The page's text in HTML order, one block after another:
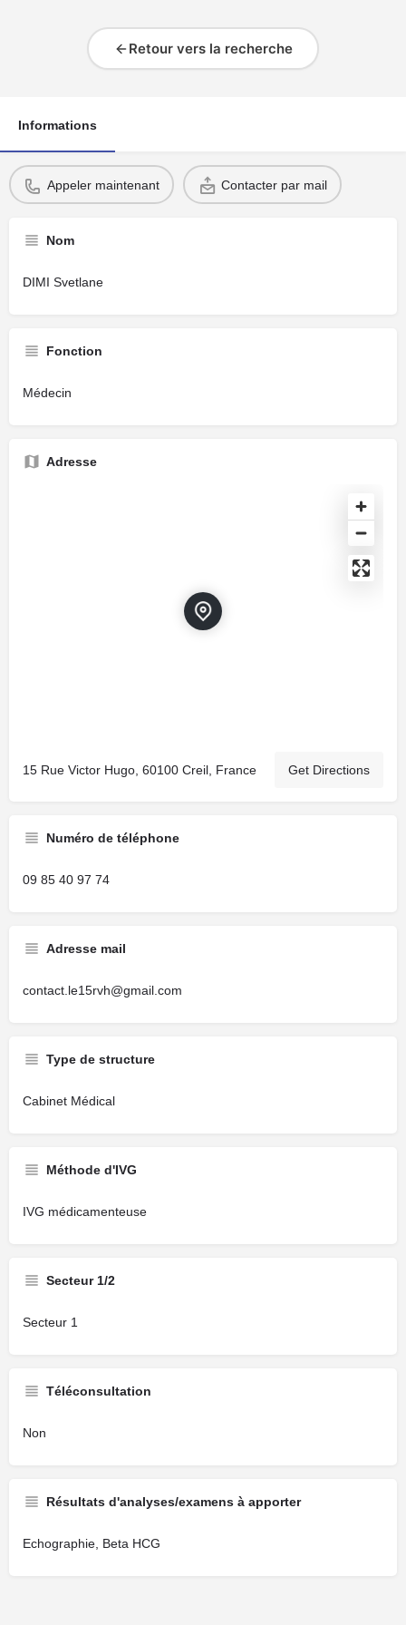
Retour vers la recherche
Informations
Appeler maintenant Contacter par mail
Nom
DIMI Svetlane
Fonction
Médecin
Adresse
15 Rue Victor Hugo, 60100 Creil, France Get Directions
Numéro de téléphone
09 85 40 97 74
Adresse mail
contact.le15rvh@gmail.com
Type de structure
Cabinet Médical
Méthode d'IVG
IVG médicamenteuse
Secteur 1/2
Secteur 1
Téléconsultation
Non
Résultats d'analyses/examens à apporter
Echographie, Beta HCG